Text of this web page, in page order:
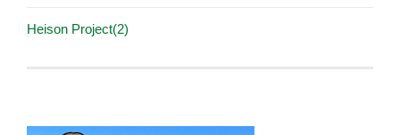
Heison Project(2)